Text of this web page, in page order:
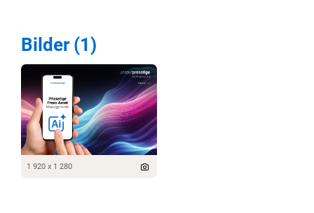
Bilder (1)
1 920 x 1 280